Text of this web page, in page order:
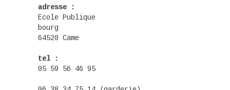
adresse :
Ecole Publique
bourg
64520 Came
tel :
05 59 56 46 95